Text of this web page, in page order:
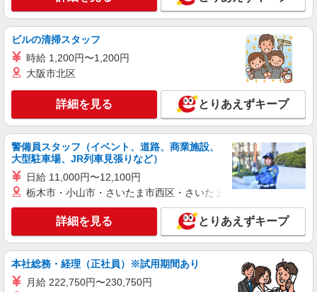
【ドコモ】の店舗スタッフ
月給195000円〜235000円（経験・能力によ
る） ※給与幅は経験・スキルによる 交通費全額支
給 賞与有※業績連動性 制服貸与 社会保険完備 車
と, インセンティブ支給(規定有) ゜・。○。・゜
+゜・。○。・゜+゜
山口県山陽小野田市のdocomoショップ
キープ 詳細を見る
派遣社員
株式会社シエロ
人気機種に詳しくなれる携帯販売【au】
月給259200円〜300000円（経験・能力によ
る） ※研修期間6か月・時給1500円〜 ※残業代支
○。・゜+゜・。○。・゜+゜ 入社祝い金10万円支
給(規定有) お友達を紹介頂くと, インセンティブ支
給(規定有) ゜・。○。・゜+゜・。○。・゜+゜
山口県山陽小野田市の家電量販店
キープ 詳細を見る
紹介予定派遣
株式会社シエロ
ビルの清掃スタッフ
時給 1,200円〜1,200円
大阪市北区
詳細を見る とりあえずキープ
警備員スタッフ（イベント、道路、商業施設、
大型駐車場、JR列車見張りなど）
日給 11,000円〜12,100円
栃木市・小山市・さいたま市西区・さいたま市岩槻区・久喜市・
詳細を見る とりあえずキープ
本社総務・経理（正社員）※試用期間あり
月給 222,750円〜230,750円